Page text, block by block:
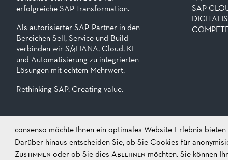
consenso möchte Ihnen ein optimales Website-Erlebnis
Darüber hinaus entscheiden Sie, ob Sie Cookies für
Zustimmen oder ob Sie dies Ablehnen möchten. Sie können
erfolgreiche SAP-Transformation.
Als autorisierter SAP-Partner in den
Bereichen Sell, Service und Build
verbinden wir S/4HANA, Cloud, KI
und Automatisierung zu integrierten
Lösungen mit echtem Mehrwert.
Rethinking SAP. Creating value.
SAP
ANSCHRIFT
KONTAKT